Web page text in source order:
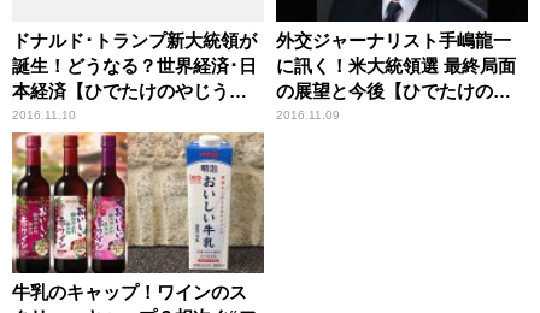
ドナルド･トランプ新大統領が
誕生！どうなる？世界経済･日
本経済【ひでたけのやじうま
好奇心】
2016.11.10
外交ジャーナリスト手嶋龍一
に訊く！米大統領選 最終局面
の展望と今後【ひでたけのや
じうま好奇心】
2016.11.09
牛乳のキャップ！ワインのス